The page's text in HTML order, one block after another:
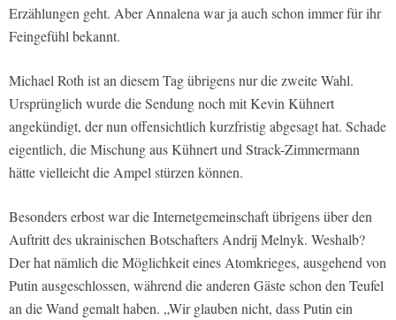
Erzählungen geht. Aber Annalena war ja auch schon immer für ihr
Feingefühl bekannt.
Michael Roth ist an diesem Tag übrigens nur die zweite Wahl.
Ursprünglich wurde die Sendung noch mit Kevin Kühnert
angekündigt, der nun offensichtlich kurzfristig abgesagt hat. Schade
eigentlich, die Mischung aus Kühnert und Strack-Zimmermann
hätte vielleicht die Ampel stürzen können.
Besonders erbost war die Internetgemeinschaft übrigens über den
Auftritt des ukrainischen Botschafters Andrij Melnyk. Weshalb?
Der hat nämlich die Möglichkeit eines Atomkrieges, ausgehend von
Putin ausgeschlossen, während die anderen Gäste schon den Teufel
an die Wand gemalt haben. „Wir glauben nicht, dass Putin ein